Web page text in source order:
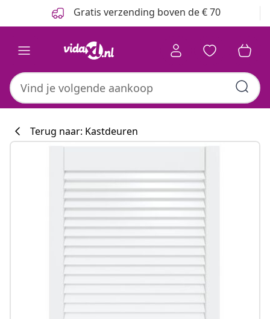
Gratis verzending boven de € 70
Terug naar: Kastdeuren